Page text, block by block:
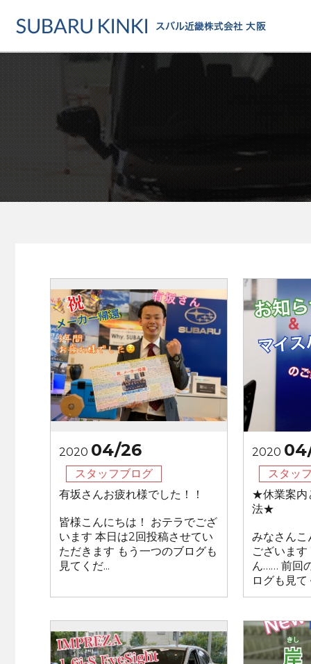
店舗情報 店
地域でさがす
地図でさがす
試乗車でさがす
カーラインアップ
カーラインアップ一覧
乗用車
軽自動車
メンテナンス・サー
メンテナンス・サービスト
車検・定期点検をする
カーケアをする
2020 04/26
スタッフブログ
有坂さんお疲れ様でした！！
皆様こんにちは！ おテラでござ
います 本日は2回投稿させてい
ただきます もう一つのブログも
見てくだ...
2020
スタッ
★休業案内
法★
みなさんこ
ございま
ん…… 前回
ログも見て